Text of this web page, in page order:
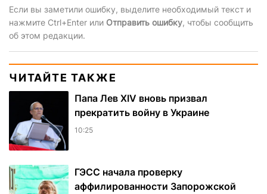
Если вы заметили ошибку, выделите необходимый текст и
нажмите Ctrl+Enter или Отправить ошибку, чтобы сообщить
об этом редакции.
ЧИТАЙТЕ ТАКЖЕ
Папа Лев XIV вновь призвал
прекратить войну в Украине
10:25
ГЭСС начала проверку
аффилированности Запорожской